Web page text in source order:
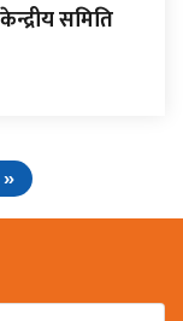
समिति